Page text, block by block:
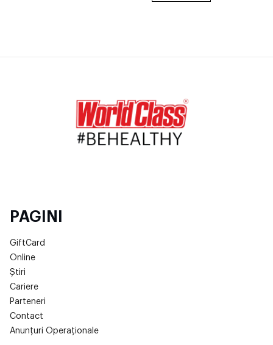
PAGINI
GiftCard
Online
Știri
Cariere
Parteneri
Contact
Anunțuri Operaționale